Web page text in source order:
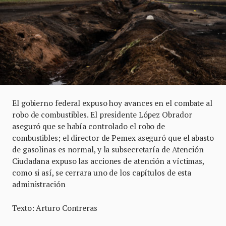
El gobierno federal expuso hoy avances en el combate al
robo de combustibles. El presidente López Obrador
aseguró que se había controlado el robo de
combustibles; el director de Pemex aseguró que el abasto
de gasolinas es normal, y la subsecretaría de Atención
Ciudadana expuso las acciones de atención a víctimas,
como si así, se cerrara uno de los capítulos de esta
administración
Texto: Arturo Contreras